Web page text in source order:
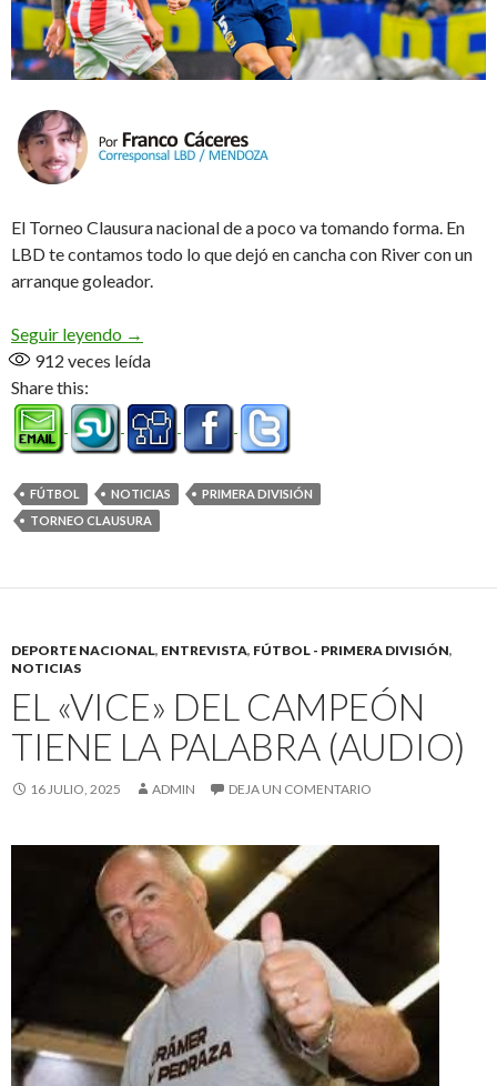
El Torneo Clausura nacional de a poco va tomando forma. En
LBD te contamos todo lo que dejó en cancha con River con un
arranque goleador.
Seguir leyendo Se fue la segunda
→
912 veces leída
Share this:
FÚTBOL NOTICIAS
PRIMERA DIVISIÓN
TORNEO CLAUSURA
DEPORTE NACIONAL, ENTREVISTA, FÚTBOL - PRIMERA DIVISIÓN,
NOTICIAS
EL «VICE» DEL CAMPEÓN
TIENE LA PALABRA (AUDIO)
16 JULIO, 2025 ADMIN DEJA UN COMENTARIO